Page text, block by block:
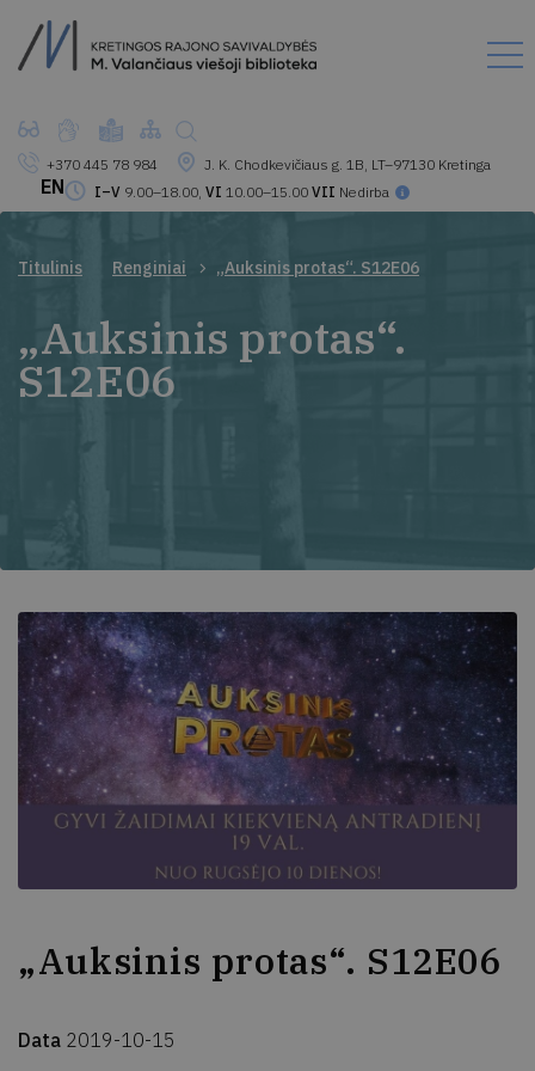
+370 445 78 984
J. K. Chodkevičiaus g. 1B, LT–97130 Kretinga
I–V 9.00–18.00, VI 10.00–15.00 VII Nedirba
EN
Titulinis Renginiai „Auksinis protas“. S12E06
„Auksinis protas“.
S12E06
„Auksinis protas“. S12E06
Data 2019-10-15